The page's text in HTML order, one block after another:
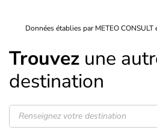
Données établies par METEO
Trouvez une
destination